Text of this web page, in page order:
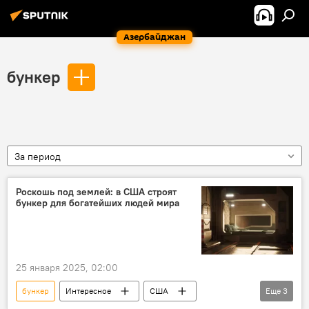
Азербайджан
бункер
За период
Роскошь под землей: в США строят
бункер для богатейших людей мира
25 января 2025, 02:00
бункер Интересное
США
Еще 3